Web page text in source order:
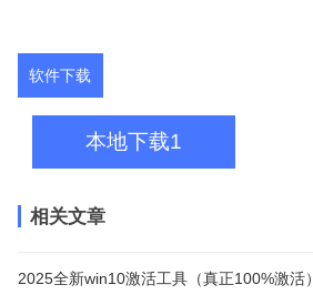
软件下载
本地下载1
相关文章
2025全新win10激活工具（真正100%激活）